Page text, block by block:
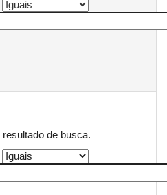
de busca.